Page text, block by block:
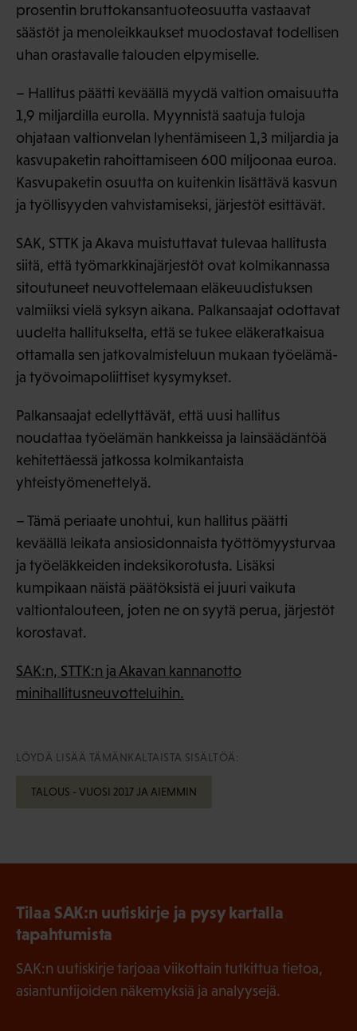
prosentin bruttokansantuoteosuutta vastaavat
säästöt ja menoleikkaukset muodostavat todellisen
uhan orastavalle talouden elpymiselle.
– Hallitus päätti keväällä myydä valtion omaisuutta
1,9 miljardilla eurolla. Myynnistä saatuja tuloja
ohjataan valtionvelan lyhentämiseen 1,3 miljardia ja
kasvupaketin rahoittamiseen 600 miljoonaa euroa.
Kasvupaketin osuutta on kuitenkin lisättävä kasvun
ja työllisyyden vahvistamiseksi, järjestöt esittävät.
SAK, STTK ja Akava muistuttavat tulevaa hallitusta
siitä, että työmarkkinajärjestöt ovat kolmikannassa
sitoutuneet neuvottelemaan eläkeuudistuksen
valmiiksi vielä syksyn aikana. Palkansaajat odottavat
uudelta hallitukselta, että se tukee eläkeratkaisua
ottamalla sen jatkovalmisteluun mukaan työelämä-
ja työvoimapoliittiset kysymykset.
Palkansaajat edellyttävät, että uusi hallitus
noudattaa työelämän hankkeissa ja lainsäädäntöä
kehitettäessä jatkossa kolmikantaista
yhteistyömenettelyä.
– Tämä periaate unohtui, kun hallitus päätti
keväällä leikata ansiosidonnaista työttömyysturvaa
ja työeläkkeiden indeksikorotusta. Lisäksi
kumpikaan näistä päätöksistä ei juuri vaikuta
valtiontalouteen, joten ne on syytä perua, järjestöt
korostavat.
SAK:n, STTK:n ja Akavan kannanotto
minihallitusneuvotteluihin.
LÖYDÄ LISÄÄ TÄMÄNKALTAISTA SISÄLTÖÄ:
TALOUS - VUOSI 2017 JA AIEMMIN
Tilaa SAK:n uutiskirje ja pysy kartalla
tapahtumista
SAK:n uutiskirje tarjoaa viikottain tutkittua tietoa,
asiantuntijoiden näkemyksiä ja analyysejä.